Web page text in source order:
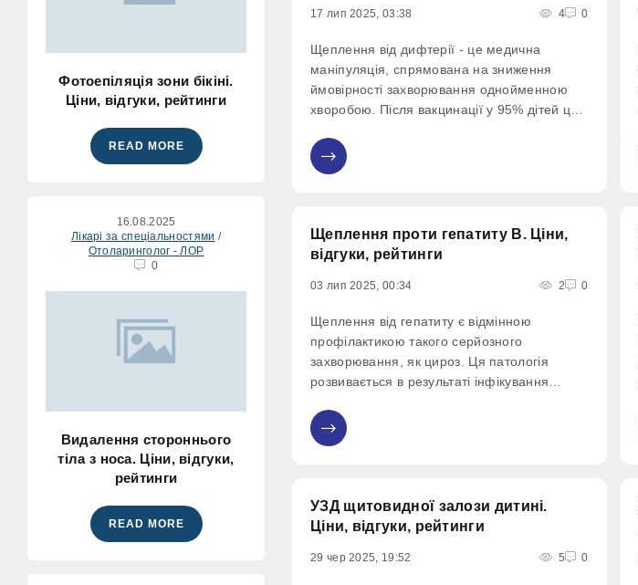
Фотоепіляція зони бікіні.
Ціни, відгуки, рейтинги
READ MORE
16.08.2025
Лікарі за спеціальностями /
Отоларинголог - ЛОР
0
Видалення стороннього
тіла з носа. Ціни, відгуки,
рейтинги
READ MORE
17 лип 2025, 03:38 4 0
Щеплення від дифтерії - це медична
маніпуляція, спрямована на зниження
ймовірності захворювання однойменною
хворобою. Після вакцинації у 95% дітей ця
серйозне інфекційне захворювання, яке
викликається мікроорганізмом
0
Щеплення проти гепатиту В. Ціни,
відгуки, рейтинги
03 лип 2025, 00:34 2 0
Щеплення від гепатиту є відмінною
профілактикою такого серйозного
захворювання, як цироз. Ця патологія
розвивається в результаті інфікування
потрапляючи в клітину, захоплює та
розриває її, просуваючись далі та
0
УЗД щитовидної залози дитині.
Ціни, відгуки, рейтинги
29 чер 2025, 19:52 5 0